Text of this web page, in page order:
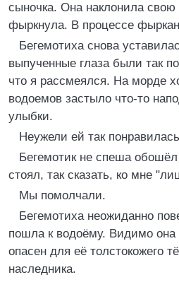
сыночка. Она наклонила свою
фыркнула. В процессе
Бегемотиха снова
выпученные глаза были так
что я рассмеялся. На морде
водоемов застыло что-то
улыбки.
Неужели ей так
Бегемотик не спеша
стоял, так сказать, ко мне
Мы помолчали.
Бегемотиха неожиданно
пошла к водоёму. Видимо
опасен для её толстокожего
наследника.